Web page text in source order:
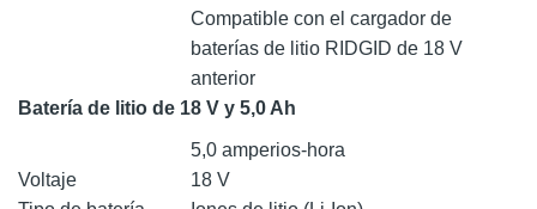
Compatible con el cargador de
baterías de litio RIDGID de 18 V
anterior
Batería de litio de 18 V y 5,0 Ah
5,0 amperios-hora
Voltaje
18 V